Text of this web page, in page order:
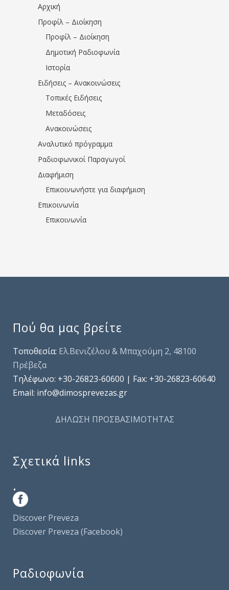
Αρχική
Προφίλ – Διοίκηση
Προφίλ – Διοίκηση
Δημοτική Ραδιοφωνία
Ιστορία
Ειδήσεις – Ανακοινώσεις
Τοπικές Ειδήσεις
Μεταδόσεις
Ανακοινώσεις
Αναλυτικό πρόγραμμα
Ραδιοφωνικοί Παραγωγοί
Διαφήμιση
Επικοινωνήστε για διαφήμιση
Επικοινωνία
Επικοινωνία
Πού θα μας βρείτε
Τοποθεσία: Ελ.Βενιζέλου & Μπαχούμη 2, 48100
Πρέβεζα
Τηλέφωνo: +30-26823-60600 | Fax: +30-26823-60640
Email: info@dimosprevezas.gr
ΔΗΛΩΣΗ ΠΡΟΣΒΑΣΙΜΟΤΗΤΑΣ
Σχετικά links
.
Discover Preveza
Discover Preveza (Facebook)
Ραδιοφωνία